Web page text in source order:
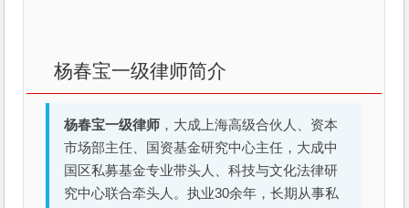
杨春宝一级律师简介
杨春宝一级律师 ，大成上海高级合伙人、资本
市场部主任、国资基金研究中心主任，大成中
国区私募基金专业带头人、科技与文化法律研
究中心联合牵头人。执业30余年，长期从事私